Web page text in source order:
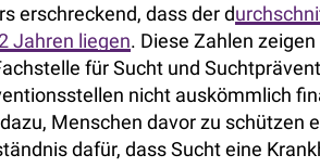
erschreckend, dass der d
Jahren liegen. Diese Zahlen
für Sucht und
nicht auskömmlich
Menschen davor zu schützen
dafür, dass Sucht eine